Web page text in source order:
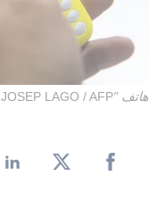
هاتف "Nokia 3310"JOSEP LAGO / AFP